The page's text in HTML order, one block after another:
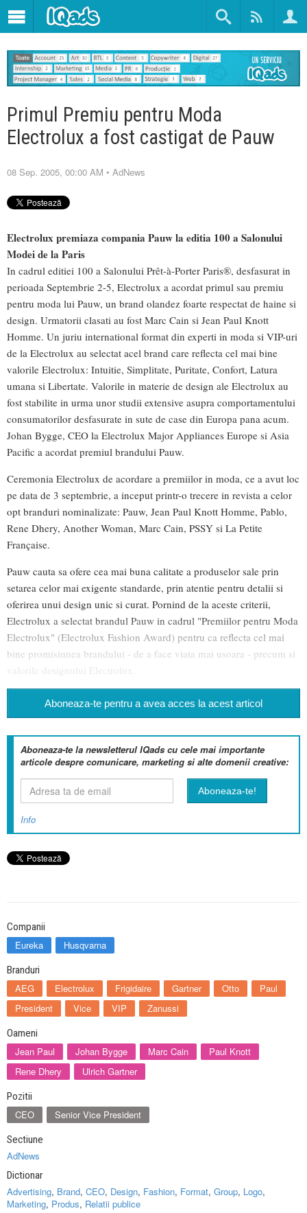
Primul Premiu pentru Moda
Electrolux a fost castigat de Pauw
08 Sep. 2005, 00:00 AM • AdNews
Electrolux premiaza compania Pauw la editia 100 a Salonului
Modei de la Paris
In cadrul editiei 100 a Salonului Prêt-à-Porter Paris®, desfasurat in
perioada Septembrie 2-5, Electrolux a acordat primul sau premiu
pentru moda lui Pauw, un brand olandez foarte respectat de haine si
design. Urmatorii clasati au fost Marc Cain si Jean Paul Knott
Homme. Un juriu international format din experti in moda si VIP-uri
de la Electrolux au selectat acel brand care reflecta cel mai bine
valorile Electrolux: Intuitie, Simplitate, Puritate, Confort, Latura
umana si Libertate. Valorile in materie de design ale Electrolux au
fost stabilite in urma unor studii extensive asupra comportamentului
consumatorilor desfasurate in sute de case din Europa pana acum.
Johan Bygge, CEO la Electrolux Major Appliances Europe si Asia
Pacific a acordat premiul brandului Pauw.
Ceremonia Electrolux de acordare a premiilor in moda, ce a avut loc
pe data de 3 septembrie, a inceput printr-o trecere in revista a celor
opt branduri nominalizate: Pauw, Jean Paul Knott Homme, Pablo,
Rene Dhery, Another Woman, Marc Cain, PSSY si La Petite
Française.
Pauw cauta sa ofere cea mai buna calitate a produselor sale prin
setarea celor mai exigente standarde, prin atentie pentru detalii si
oferirea unui design unic si curat. Pornind de la aceste criterii,
Electrolux a selectat brandul Pauw in cadrul "Premiilor pentru Moda
Electrolux" (Electrolux Fashion Award) pentru ca reflecta cel mai
bine promisiunea brandului - de a face viata mai usoara - precum si
valorile designului Electrolux.
Aboneaza-te pentru a avea acces la acest articol
Aboneaza-te la newsletterul IQads cu cele mai importante
articole despre comunicare, marketing si alte domenii creative:
Info
Companii
Eureka Husqvarna
Branduri
AEG Electrolux Frigidaire Gartner Otto
Paul
President
Vice VIP Zanussi
Oameni
Jean Paul Johan Bygge Marc Cain
Paul Knott
Rene Dhery
Ulrich Gartner
Pozitii
CEO Senior Vice President
Sectiune
AdNews
Dictionar
Advertising, Brand, CEO, Design, Fashion, Format, Group, Logo,
Marketing, Produs, Relatii publice